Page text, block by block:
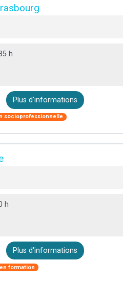
h
Plus d'informations
socioprofessionnelle
h
Plus d'informations
formation